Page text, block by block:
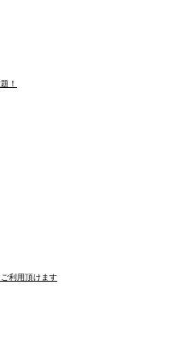
！
利用頂けます